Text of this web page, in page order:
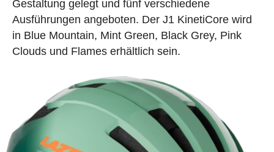
Gestaltung gelegt und fünf verschiedene
Ausführungen angeboten. Der J1 KinetiCore wird
in Blue Mountain, Mint Green, Black Grey, Pink
Clouds und Flames erhältlich sein.